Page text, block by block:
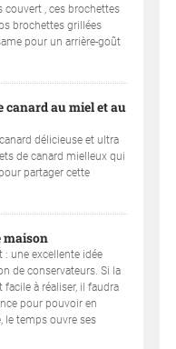
couvert , ces brochettes
brochettes grillées
pour un arrière-goût
canard au miel et au
délicieuse et ultra
de canard mielleux qui
partager cette
maison
: une excellente idée
de conservateurs. Si la
facile à réaliser, il faudra
pour pouvoir en
le temps ouvre ses